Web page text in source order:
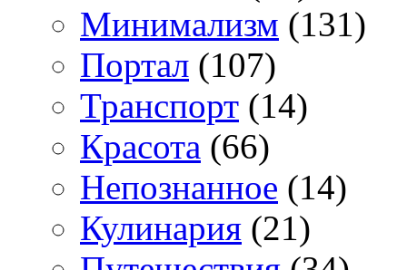
Минимализм (131)
Портал (107)
Транспорт (14)
Красота (66)
Непознанное (14)
Кулинария (21)